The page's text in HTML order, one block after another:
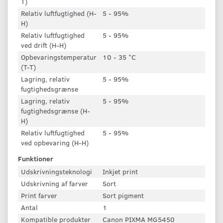
Relativ luftfugtighed (H-
H)
5 - 95%
Relativ luftfugtighed
ved drift (H-H)
5 - 95%
Opbevaringstemperatur
(T-T)
10 - 35 °C
Lagring, relativ
fugtighedsgrænse
5 - 95%
Lagring, relativ
fugtighedsgrænse (H-
H)
5 - 95%
Relativ luftfugtighed
ved opbevaring (H-H)
5 - 95%
Funktioner
Udskrivningsteknologi
Inkjet print
Udskrivning af farver
Sort
Print farver
Sort pigment
Antal
1
Kompatible produkter
Canon PIXMA MG5450